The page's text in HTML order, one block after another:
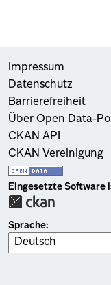
Impressum
Datenschutz
Barrierefreiheit
Über Open Data-
CKAN API
CKAN Vereinigung
Eingesetzte Software
Sprache